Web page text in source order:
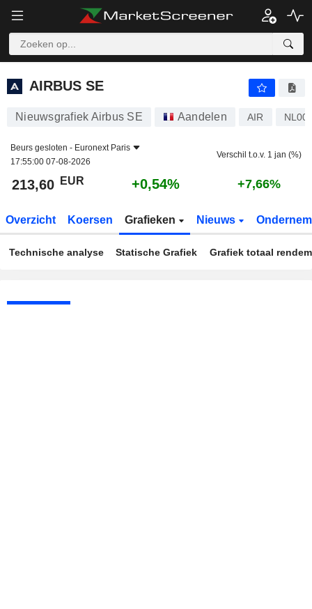
AIRBUS SE
AIRBUS SE
Nieuwsgrafiek Airbus SE Aandelen AIR
Beurs gesloten - Euronext Paris
17:55:00 07-08-2026
Verschil t.o.v. 1 jan (%)
213,60 EUR +0,54% +7,66%
Overzicht Koersen Grafieken Nieuws
Technische analyse Statische Grafiek Grafiek totaal